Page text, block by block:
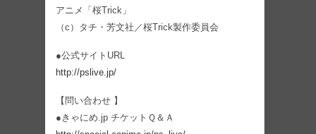
アニメ「桜Trick」
（c）タチ・芳文社／桜Trick製作委員会
●公式サイトURL
http://pslive.jp/
【問い合わせ 】
●きゃにめ.jp チケットＱ＆Ａ